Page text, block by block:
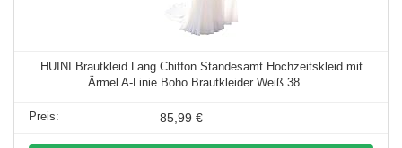
HUINI Brautkleid Lang Chiffon Standesamt Hochzeitskleid mit
Ärmel A-Linie Boho Brautkleider Weiß 38 ...
85,99 €